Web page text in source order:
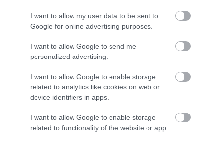
I want to allow my user data to be sent to
Google for online advertising purposes.
I want to allow Google to send me
personalized advertising.
I want to allow Google to enable storage
related to analytics like cookies on web or
device identifiers in apps.
I want to allow Google to enable storage
related to functionality of the website or app.
Receptverseny/December: Narancsos
brownie sütőtökkel